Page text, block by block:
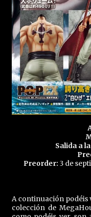
Salida a
Preorder: 3 de
A continuación podéis
colección de